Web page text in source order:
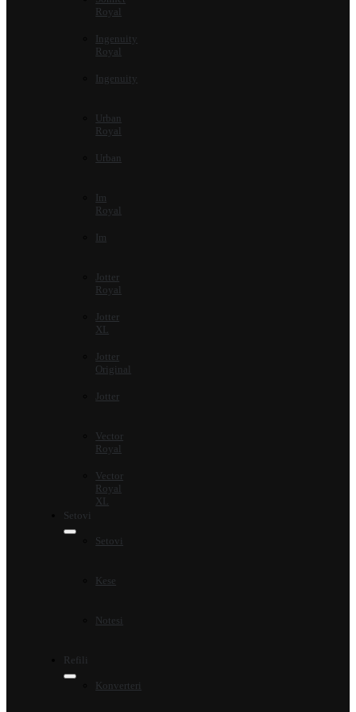
Royal
Ingenuity
Royal
Ingenuity
Urban
Royal
Urban
Im
Royal
Im
Jotter
Royal
Jotter
XL
Jotter
Original
Jotter
Vector
Royal
Vector
Royal
XL
Setovi
Setovi
Kese
Notesi
Refili
Konverteri